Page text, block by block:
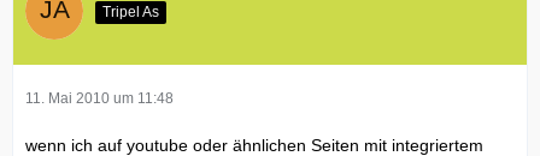
Tripel As
11. Mai 2010 um 11:48
wenn ich auf youtube oder ähnlichen Seiten mit integriertem